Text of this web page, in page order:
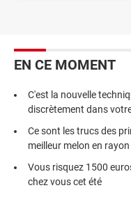
EN CE MOMENT
C'est la nouvelle
discrètement dans
Ce sont les trucs des
meilleur melon en rayon
Vous risquez 1500
chez vous cet été